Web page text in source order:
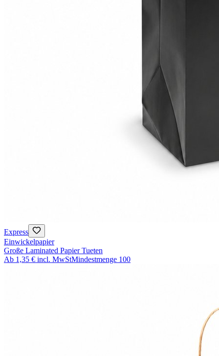
Express
Einwickelpapier
Große Laminated Papier Tueten
Ab 1,35 € incl. MwStMindestmenge 100